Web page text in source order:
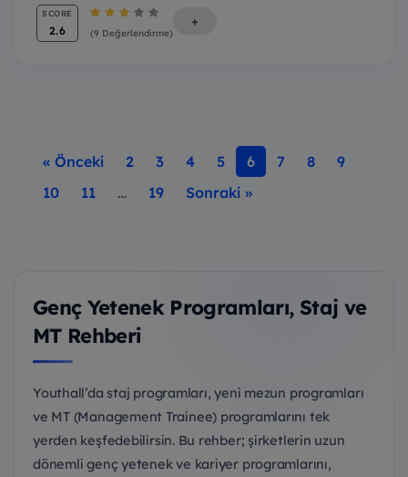
SCORE
2.6 (9 Değerlendirme)
+
« Önceki 2 3 4 5 6 7 8
9
10
11 … 19 Sonraki »
Genç Yetenek Programları, Staj ve
MT Rehberi
Youthall’da staj programları, yeni mezun programları
ve MT (Management Trainee) programlarını tek
yerden keşfedebilirsin. Bu rehber; şirketlerin uzun
dönemli genç yetenek ve kariyer programlarını,